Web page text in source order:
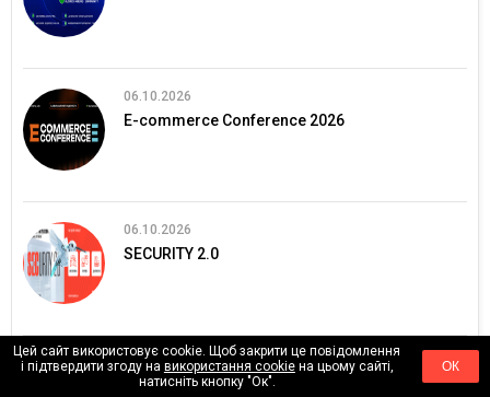
06.10.2026
E-commerce Conference 2026
06.10.2026
SECURITY 2.0
13.10.2026
ЄвроБудЕкспо 2026
Цей сайт використовує cookie. Щоб закрити це повідомлення
і підтвердити згоду на використання cookieна цьому сайті,
натисніть кнопку "Ок".
ОК